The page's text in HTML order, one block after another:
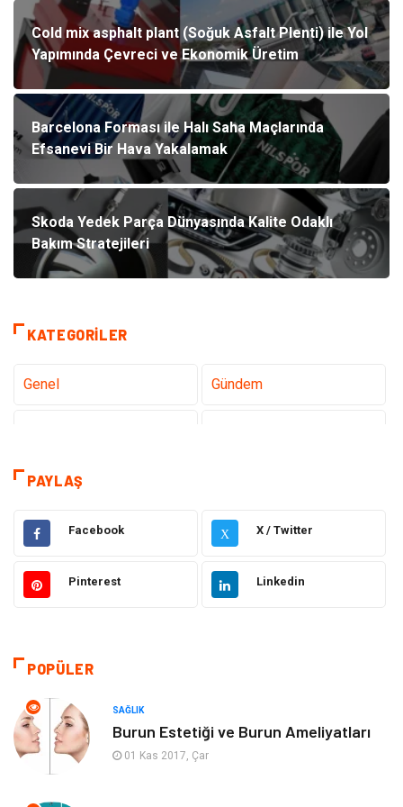
Cold mix asphalt plant (Soğuk Asfalt Plenti) ile Yol
Yapımında Çevreci ve Ekonomik Üretim
Barcelona Forması ile Halı Saha Maçlarında
Efsanevi Bir Hava Yakalamak
Skoda Yedek Parça Dünyasında Kalite Odaklı
Bakım Stratejileri
KATEGORILER
Genel Gündem
Sağlık
Gıda Alışveriş
Makine Eğitim Kurumları
Hukuk
Eğitim & Kariyer
Yapı İnşaat
PAYLAŞ
Facebook X X / Twitter
Pinterest Linkedin
POPÜLER
SAĞLIK
Burun Estetiği ve Burun Ameliyatları
01 Kas 2017, Çar